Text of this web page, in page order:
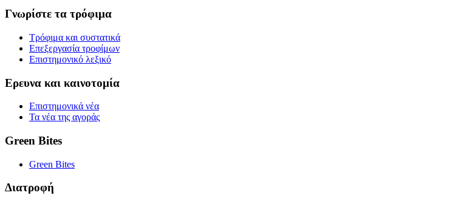
Γνωρίστε τα τρόφιμα
Τρόφιμα και συστατικά
Επεξεργασία τροφίμων
Επιστημονικό λεξικό
Ερευνα και καινοτομία
Επιστημονικά νέα
Τα νέα της αγοράς
Green Bites
Green Bites
Διατροφή